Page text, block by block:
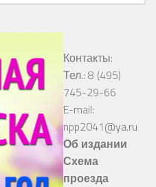
Контакты:
Тел.: 8 (495)
745-29-66
E-mail:
npp2041@ya.ru
Об издании
Схема
проезда